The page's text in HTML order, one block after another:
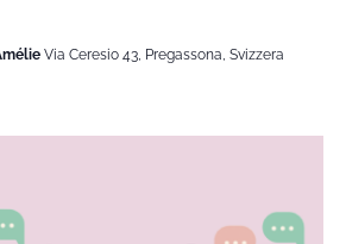
Via Ceresio 43, Pregassona, Svizzera